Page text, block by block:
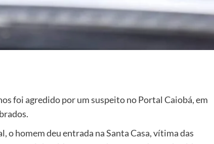
foi agredido por um suspeito no Portal Caiobá, em
homem deu entrada na Santa Casa, vítima das